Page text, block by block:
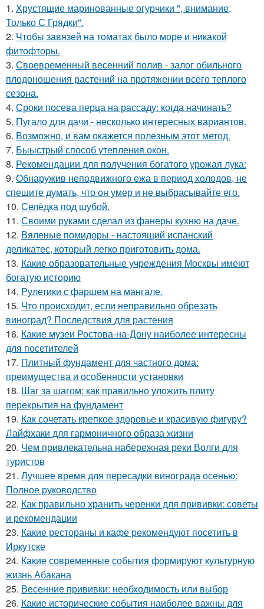
1. Хрустящие маринованные огурчики ", внимание,
Только С Грядки".
2. Чтобы завязей на томатах было море и никакой
фитофторы.
3. Своевременный весенний полив - залог обильного
плодоношения растений на протяжении всего теплого
сезона.
4. Сроки посева перца на рассаду: когда начинать?
5. Пугало для дачи - несколько интересных вариантов.
6. Возможно, и вам окажется полезным этот метод.
7. Быыстрый способ утепления окон.
8. Рекомендации для получения богатого урожая лука:
9. Обнаружив неподвижного ежа в период холодов, не
спешите думать, что он умер и не выбрасывайте его.
10. Селёдка под шубой.
11. Своими руками сделал из фанеры кухню на даче.
12. Вяленые помидоры - настоящий испанский
деликатес, который легко приготовить дома.
13. Какие образовательные учреждения Москвы имеют
богатую историю
14. Рулетики с фаршем на мангале.
15. Что происходит, если неправильно обрезать
виноград? Последствия для растения
16. Какие музеи Ростова-на-Дону наиболее интересны
для посетителей
17. Плитный фундамент для частного дома:
преимущества и особенности установки
18. Шаг за шагом: как правильно уложить плиту
перекрытия на фундамент
19. Как сочетать крепкое здоровье и красивую фигуру?
Лайфхаки для гармоничного образа жизни
20. Чем привлекательна набережная реки Волги для
туристов
21. Лучшее время для пересадки винограда осенью:
Полное руководство
22. Как правильно хранить черенки для прививки: советы
и рекомендации
23. Какие рестораны и кафе рекомендуют посетить в
Иркутске
24. Какие современные события формируют культурную
жизнь Абакана
25. Весенние прививки: необходимость или выбор
26. Какие исторические события наиболее важны для